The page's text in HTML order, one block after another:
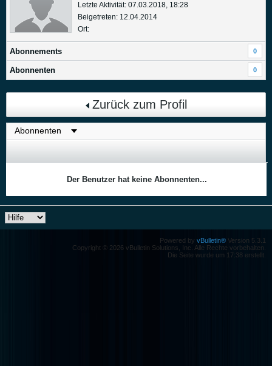
Letzte Aktivität: 07.03.2018, 18:28
Beigetreten: 12.04.2014
Ort:
Abonnements 0
Abonnenten 0
Zurück zum Profil
Der Benutzer hat keine Abonnenten...
Powered by vBulletin® Version 5.3.1
Copyright © 2026 vBulletin Solutions, Inc. Alle Rechte vorbehalten.
Die Seite wurde um 17:38 erstellt.